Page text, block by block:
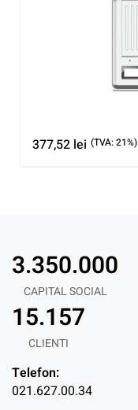
377,52 lei (TVA: 21%)
CAPITAL SOCIAL
3.350.000
CLIENTI
15.157
Telefon:
021.627.00.34